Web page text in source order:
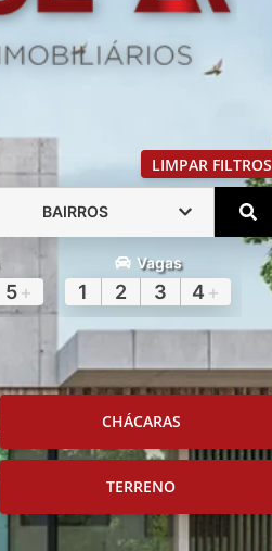
LIMPAR FILTROS
BAIRROS
5+
Vagas
1 2 3 4 +
CHÁCARAS
TERRENO